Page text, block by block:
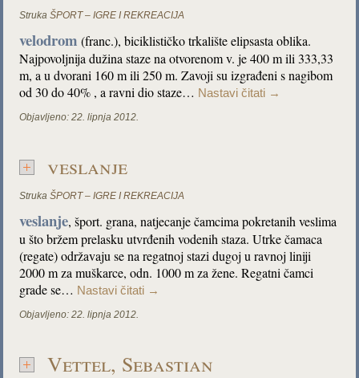
Struka ŠPORT – IGRE I REKREACIJA
velodrom (franc.), biciklističko trkalište elipsasta oblika.
Najpovoljnija dužina staze na otvorenom v. je 400 m ili 333,33
m, a u dvorani 160 m ili 250 m. Zavoji su izgrađeni s nagibom
od 30 do 40% , a ravni dio staze… Nastavi čitati →
Objavljeno: 22. lipnja 2012.
veslanje
Struka ŠPORT – IGRE I REKREACIJA
veslanje, šport. grana, natjecanje čamcima pokretanih veslima
u što bržem prelasku utvrđenih vodenih staza. Utrke čamaca
(regate) održavaju se na regatnoj stazi dugoj u ravnoj liniji
2000 m za muškarce, odn. 1000 m za žene. Regatni čamci
grade se… Nastavi čitati →
Objavljeno: 22. lipnja 2012.
Vettel, Sebastian